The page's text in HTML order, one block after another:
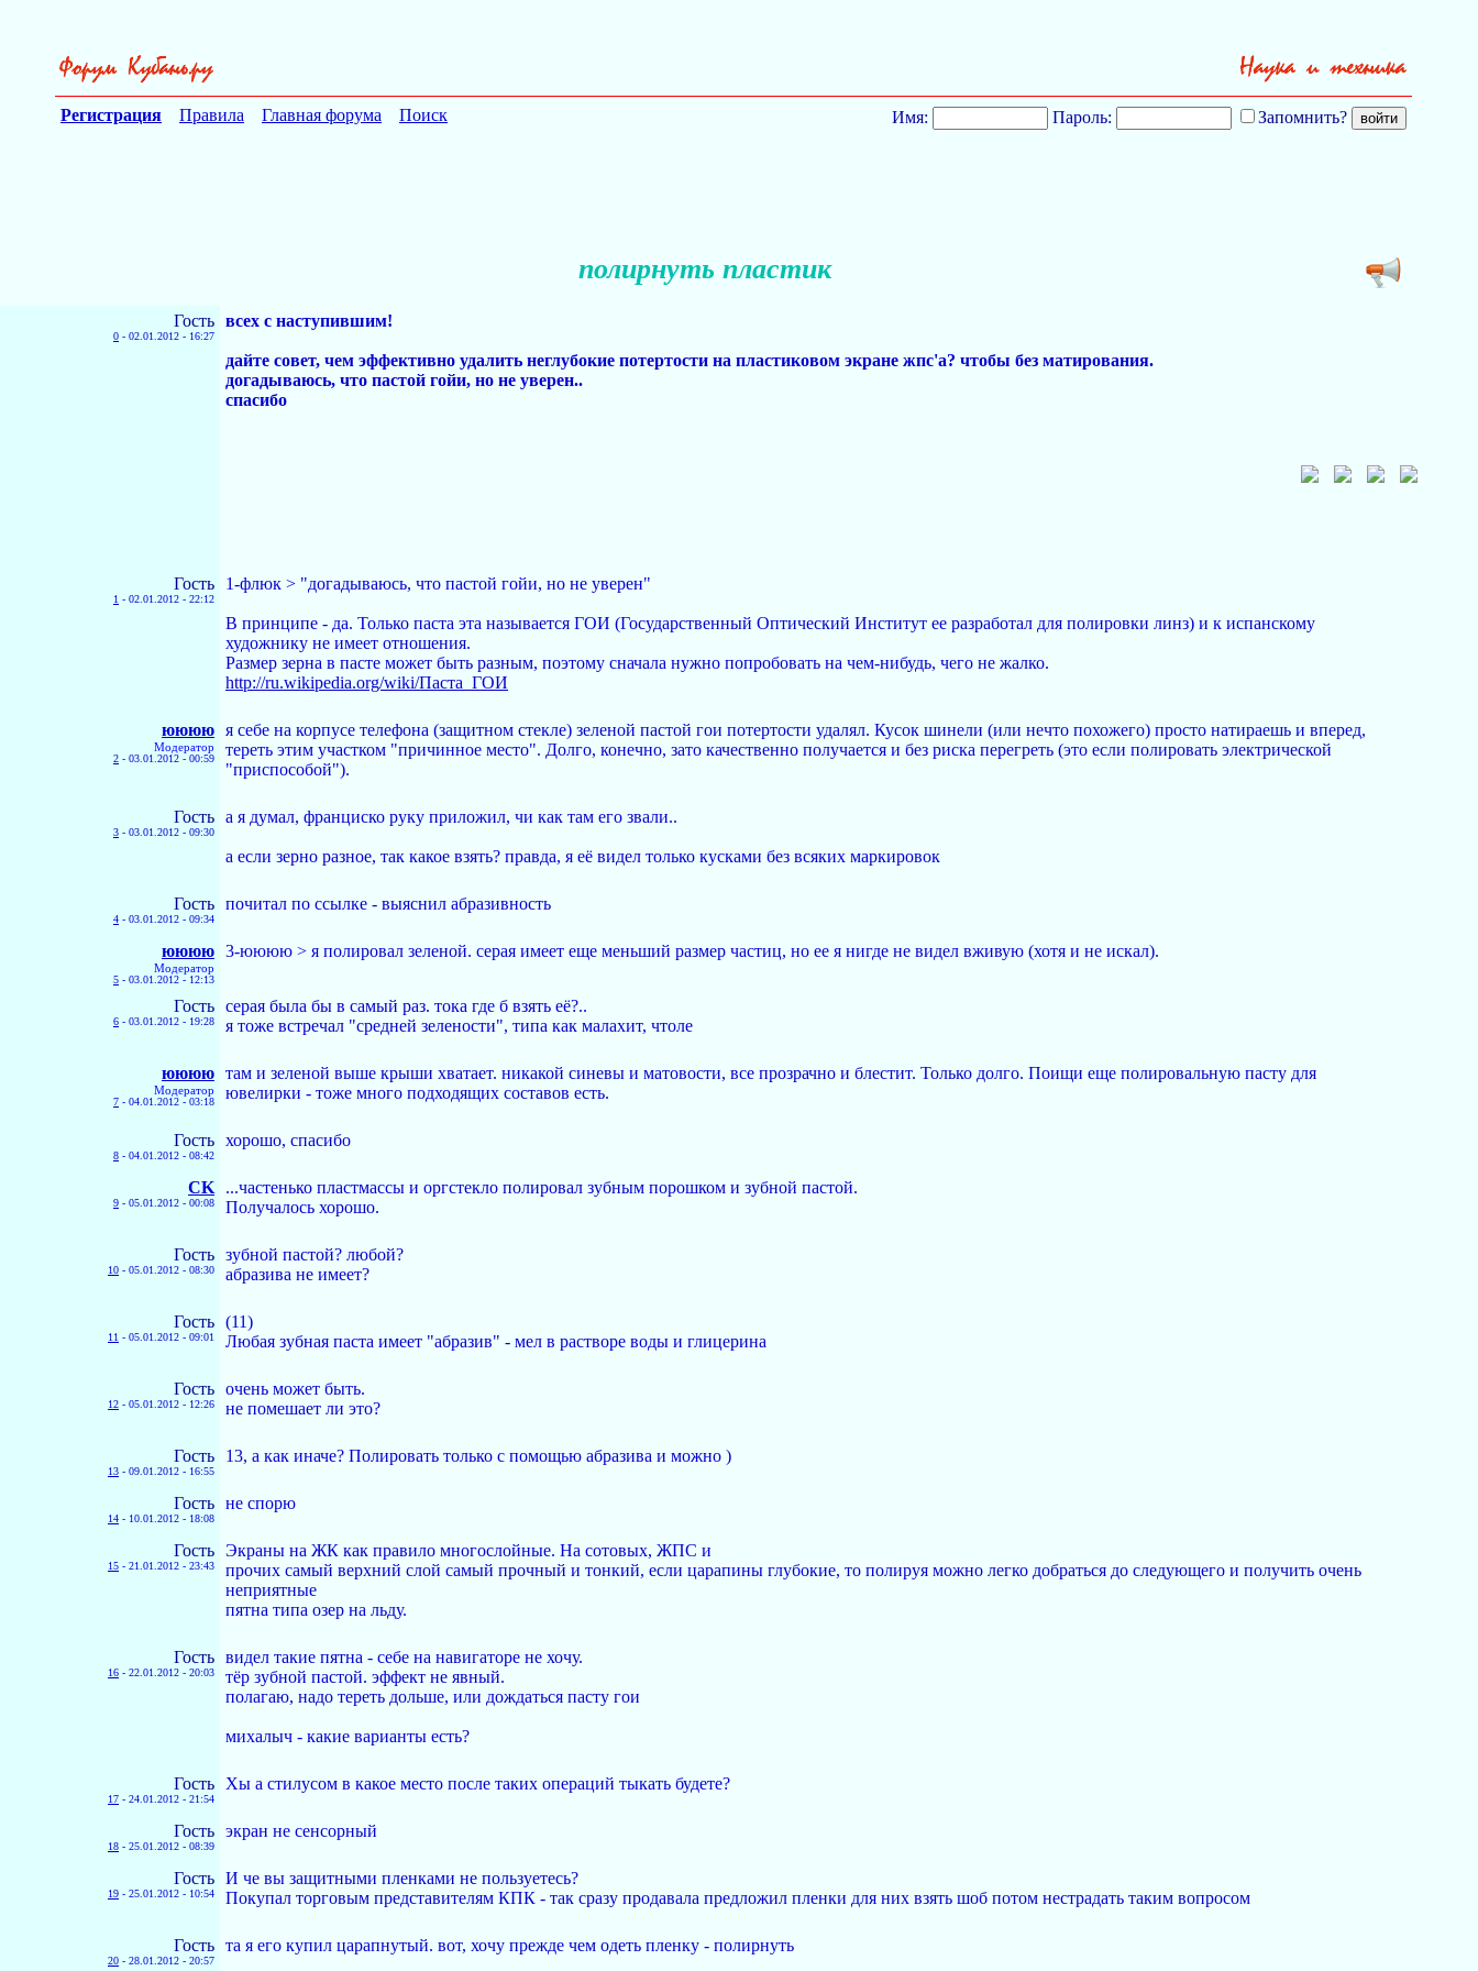
Регистрация Правила Главная форума Поиск Имя: Пароль: Запомнить?
полирнуть пластик
Гость
0 - 02.01.2012 - 16:27
всех с наступившим!
дайте совет, чем эффективно удалить неглубокие потертости на пластиковом экране жпс'а? чтобы без матирования.
догадываюсь, что пастой гойи, но не уверен..
спасибо
Гость
1 - 02.01.2012 - 22:12
1-флюк > "догадываюсь, что пастой гойи, но не уверен"
В принципе - да. Только паста эта называется ГОИ (Государственный Оптический Институт ее разработал для полировки линз) и к испанскому
художнику не имеет отношения.
Размер зерна в пасте может быть разным, поэтому сначала нужно попробовать на чем-нибудь, чего не жалко.
http://ru.wikipedia.org/wiki/Паста_ГОИ
юююю
Модератор
2 - 03.01.2012 - 00:59
я себе на корпусе телефона (защитном стекле) зеленой пастой гои потертости удалял. Кусок шинели (или нечто похожего) просто натираешь и вперед,
тереть этим участком "причинное место". Долго, конечно, зато качественно получается и без риска перегреть (это если полировать электрической
"приспособой").
Гость
3 - 03.01.2012 - 09:30
а я думал, франциско руку приложил, чи как там его звали..
а если зерно разное, так какое взять? правда, я её видел только кусками без всяких маркировок
Гость
4 - 03.01.2012 - 09:34
почитал по ссылке - выяснил абразивность
юююю
Модератор
5 - 03.01.2012 - 12:13
3-юююю > я полировал зеленой. серая имеет еще меньший размер частиц, но ее я нигде не видел вживую (хотя и не искал).
Гость
6 - 03.01.2012 - 19:28
серая была бы в самый раз. тока где б взять её?..
я тоже встречал "средней зелености", типа как малахит, чтоле
юююю
Модератор
7 - 04.01.2012 - 03:18
там и зеленой выше крыши хватает. никакой синевы и матовости, все прозрачно и блестит. Только долго. Поищи еще полировальную пасту для
ювелирки - тоже много подходящих составов есть.
Гость
8 - 04.01.2012 - 08:42
хорошо, спасибо
CK
9 - 05.01.2012 - 00:08
...частенько пластмассы и оргстекло полировал зубным порошком и зубной пастой.
Получалось хорошо.
Гость
10 - 05.01.2012 - 08:30
зубной пастой? любой?
абразива не имеет?
Гость
11 - 05.01.2012 - 09:01
(11)
Любая зубная паста имеет "абразив" - мел в растворе воды и глицерина
Гость
12 - 05.01.2012 - 12:26
очень может быть.
не помешает ли это?
Гость
13 - 09.01.2012 - 16:55
13, а как иначе? Полировать только с помощью абразива и можно )
Гость
14 - 10.01.2012 - 18:08
не спорю
Гость
15 - 21.01.2012 - 23:43
Экраны на ЖК как правило многослойные. На сотовых, ЖПС и
прочих самый верхний слой самый прочный и тонкий, если царапины глубокие, то полируя можно легко добраться до следующего и получить очень
неприятные
пятна типа озер на льду.
Гость
16 - 22.01.2012 - 20:03
видел такие пятна - себе на навигаторе не хочу.
тёр зубной пастой. эффект не явный.
полагаю, надо тереть дольше, или дождаться пасту гои
михалыч - какие варианты есть?
Гость
17 - 24.01.2012 - 21:54
Хы а стилусом в какое место после таких операций тыкать будете?
Гость
18 - 25.01.2012 - 08:39
экран не сенсорный
Гость
19 - 25.01.2012 - 10:54
И че вы защитными пленками не пользуетесь?
Покупал торговым представителям КПК - так сразу продавала предложил пленки для них взять шоб потом нестрадать таким вопросом
Гость
20 - 28.01.2012 - 20:57
та я его купил царапнутый. вот, хочу прежде чем одеть пленку - полирнуть